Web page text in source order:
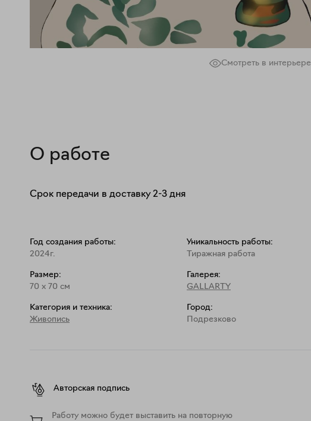
Смотреть в интерьере
О работе
Срок передачи в доставку 2-3 дня
Год создания работы:
2024г.
Размер:
70 x 70 см
Категория и техника:
Живопись
Уникальность работы:
Тиражная работа
Галерея:
GALLARTY
Город:
Подрезково
Авторская подпись
Работу можно будет выставить на повторную